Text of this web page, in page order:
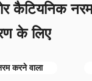
कैटियनिक
के लिए
करने वाला